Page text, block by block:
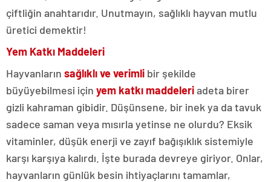
çiftliğin anahtarıdır. Unutmayın, sağlıklı hayvan mutlu
üretici demektir!
Yem Katkı Maddeleri
Hayvanların sağlıklı ve verimli bir şekilde
büyüyebilmesi için yem katkı maddeleriadeta birer
gizli kahraman gibidir. Düşünsene, bir inek ya da tavuk
sadece saman veya mısırla yetinse ne olurdu? Eksik
vitaminler, düşük enerji ve zayıf bağışıklık sistemiyle
karşı karşıya kalırdı. İşte burada devreye giriyor. Onlar,
hayvanların günlük besin ihtiyaçlarını tamamlar,